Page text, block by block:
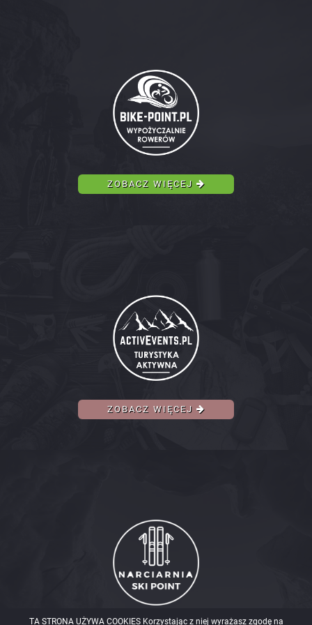
ZOBACZ WIĘCEJ
ZOBACZ WIĘCEJ
TA STRONA UŻYWA COOKIES Korzystając z niej wyrażasz zgodę na